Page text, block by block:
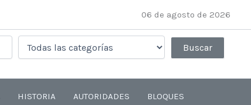
06 de agosto de 2026
HISTORIA AUTORIDADES BLOQUES